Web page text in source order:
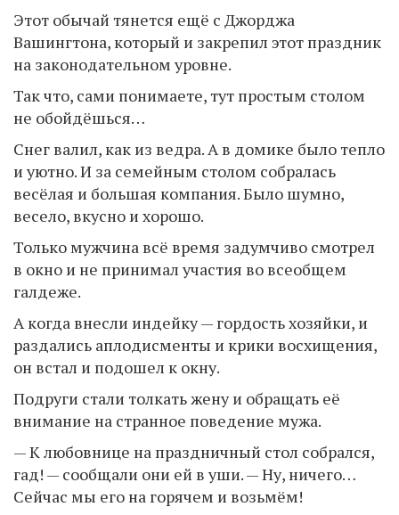
Этот обычай тянется ещё с Джорджа
Вашингтона, который и закрепил этот праздник
на законодательном уровне.
Так что, сами понимаете, тут простым столом
не обойдёшься…
Снег валил, как из ведра. А в домике было тепло
и уютно. И за семейным столом собралась
весёлая и большая компания. Было шумно,
весело, вкусно и хорошо.
Только мужчина всё время задумчиво смотрел
в окно и не принимал участия во всеобщем
галдеже.
А когда внесли индейку — гордость хозяйки, и
раздались аплодисменты и крики восхищения,
он встал и подошел к окну.
Подруги стали толкать жену и обращать её
внимание на странное поведение мужа.
— К любовнице на праздничный стол собрался,
гад! — сообщали они ей в уши. — Ну, ничего…
Сейчас мы его на горячем и возьмём!